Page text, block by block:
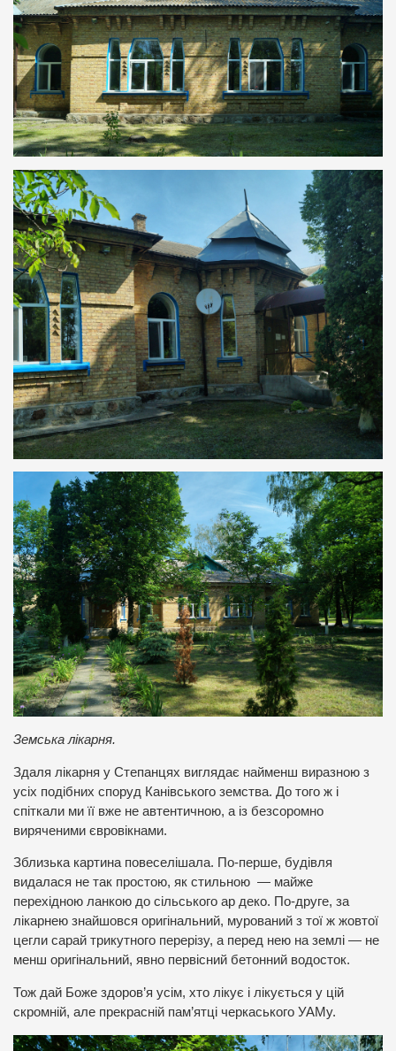
Земська лікарня.
Здаля лікарня у Степанцях виглядає найменш виразною з
усіх подібних споруд Канівського земства. До того ж і
спіткали ми її вже не автентичною, а із безсоромно
виряченими євровікнами.
Зблизька картина повеселішала. По-перше, будівля
видалася не так простою, як стильною — майже
перехідною ланкою до сільського ар деко. По-друге, за
лікарнею знайшовся оригінальний, мурований з тої ж жовтої
цегли сарай трикутного перерізу, а перед нею на землі — не
менш оригінальний, явно первісний бетонний водосток.
Тож дай Боже здоров’я усім, хто лікує і лікується у цій
скромній, але прекрасній пам’ятці черкаського УАМу.